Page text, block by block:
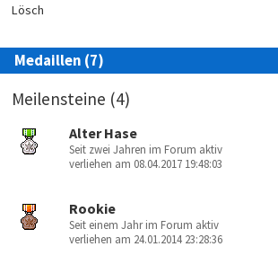
Lösch
Medaillen (7)
Meilensteine (4)
Alter Hase
Seit zwei Jahren im Forum aktiv
verliehen am 08.04.2017 19:48:03
Rookie
Seit einem Jahr im Forum aktiv
verliehen am 24.01.2014 23:28:36